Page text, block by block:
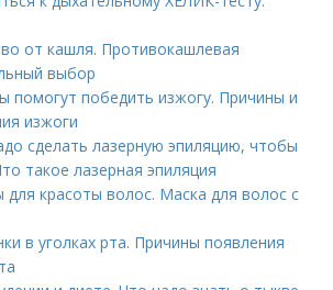
от кашля. Противокашлевая
выбор
помогут победить изжогу. Причины и
изжоги
сделать лазерную эпиляцию, чтобы
такое лазерная эпиляция
для красоты волос. Маска для волос с
в уголках рта. Причины появления